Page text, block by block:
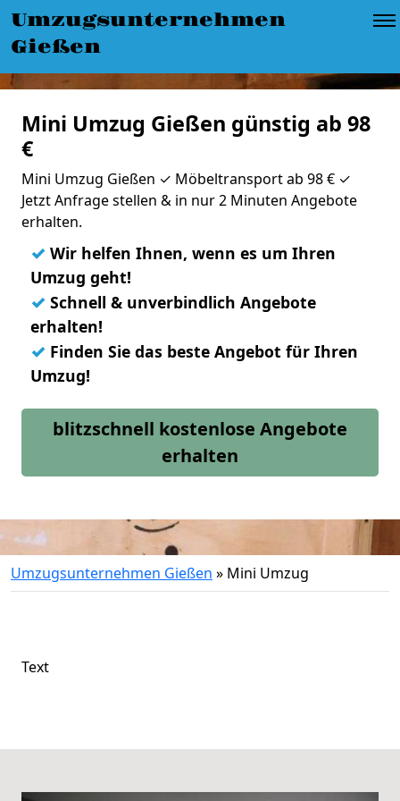
Umzugsunternehmen
Gießen
Mini Umzug Gießen günstig ab 98
€
Mini Umzug Gießen ✓ Möbeltransport ab 98 € ✓
Jetzt Anfrage stellen & in nur 2 Minuten Angebote
erhalten.
✓ Wir helfen Ihnen, wenn es um Ihren
Umzug geht!
✓ Schnell & unverbindlich Angebote
erhalten!
✓ Finden Sie das beste Angebot für Ihren
Umzug!
blitzschnell kostenlose Angebote
erhalten
Umzugsunternehmen Gießen » Mini Umzug
Text